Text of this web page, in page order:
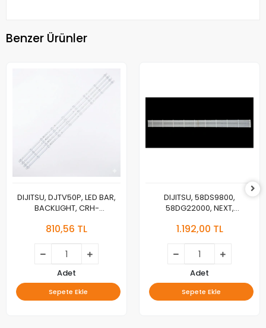
Benzer Ürünler
DIJITSU, DJTV50P, LED BAR,
BACKLIGHT, CRH-
SW-L E486558 94V-0 RoHS
810,56 TL
Adet
Sepete Ekle
DIJITSU, 58DS9800,
58DG22000, NEXT,
BACKLIGHT, K580WDGF A3
1.192,00 TL
Adet
Sepete Ekle